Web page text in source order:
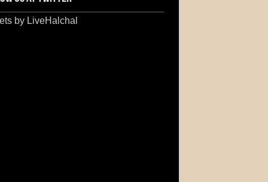
by LiveHalchal